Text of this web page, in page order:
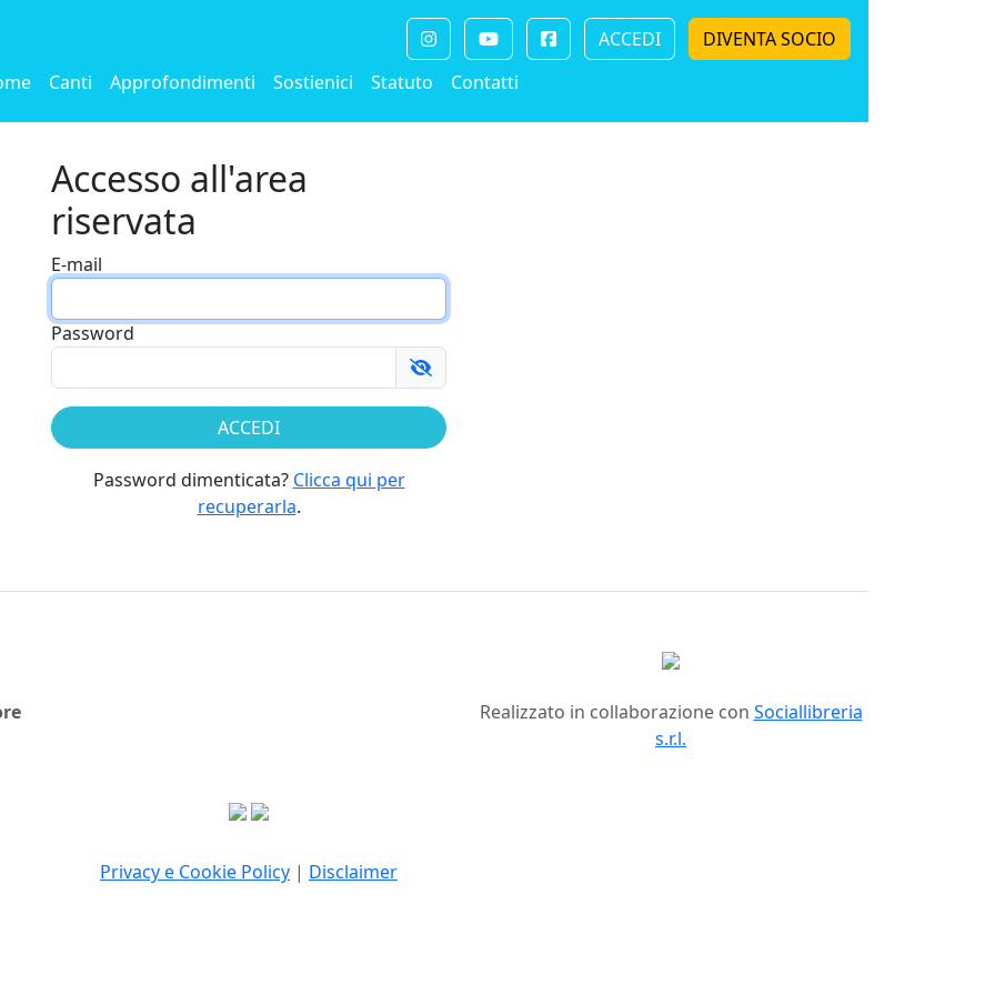
ACCEDI
DIVENTA SOCIO
Canti Approfondimenti Sostienici Statuto Contatti
Accesso all'area
riservata
E-mail
Password
Password dimenticata? Clicca qui per
recuperarla.
Realizzato in collaborazione con Sociallibreria
s.r.l.
Privacy e Cookie Policy | Disclaimer